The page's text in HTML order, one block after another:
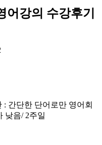
어강의 수강후기
간단한 단어로만 영어회
낮음/ 2주일